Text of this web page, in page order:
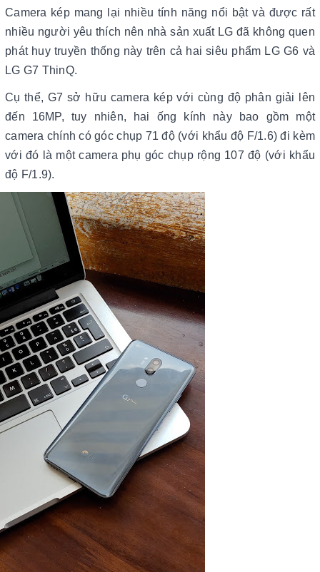
Camera kép mang lại nhiều tính năng nổi bật và được rất
nhiều người yêu thích nên nhà sản xuất LG đã không quen
phát huy truyền thống này trên cả hai siêu phẩm LG G6 và
LG G7 ThinQ.
Cụ thể, G7 sở hữu camera kép với cùng độ phân giải lên
đến 16MP, tuy nhiên, hai ống kính này bao gồm một
camera chính có góc chụp 71 độ (với khẩu độ F/1.6) đi kèm
với đó là một camera phụ góc chụp rộng 107 độ (với khẩu
độ F/1.9).